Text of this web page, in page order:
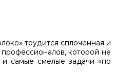
трудится сплоченная и
которой не
самые смелые задачи «по